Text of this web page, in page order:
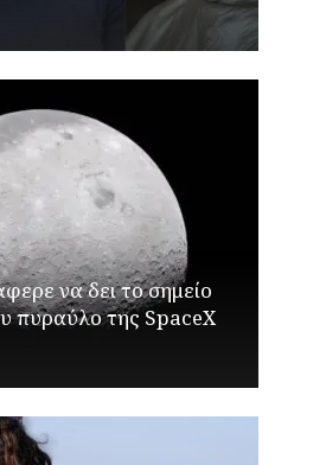
να δει το σημείο
πυραύλο της SpaceX